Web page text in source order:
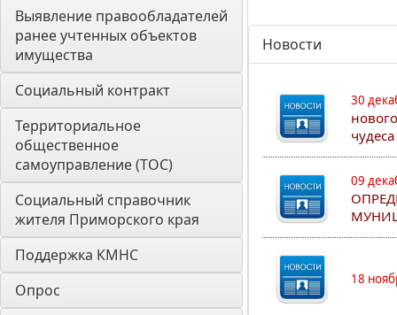
Выявление правообладателей
ранее учтенных объектов
имущества
Социальный контракт
Территориальное
общественное
самоуправление (ТОС)
Социальный справочник
жителя Приморского края
Поддержка КМНС
Опрос
Новости
30
09
18